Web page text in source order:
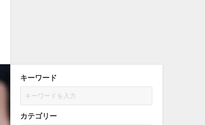
キーワード
カテゴリー